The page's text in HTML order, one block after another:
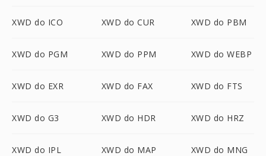
XWD do ICO XWD do CUR XWD do PBM
XWD do PGM XWD do PPM XWD do WEBP
XWD do EXR XWD do FAX XWD do FTS
XWD do G3 XWD do HDR XWD do HRZ
XWD do IPL XWD do MAP XWD do MNG